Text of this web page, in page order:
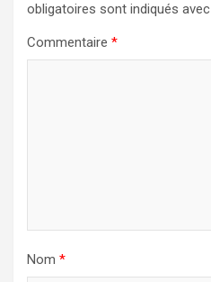
obligatoires sont indiqués avec
Commentaire *
Nom *